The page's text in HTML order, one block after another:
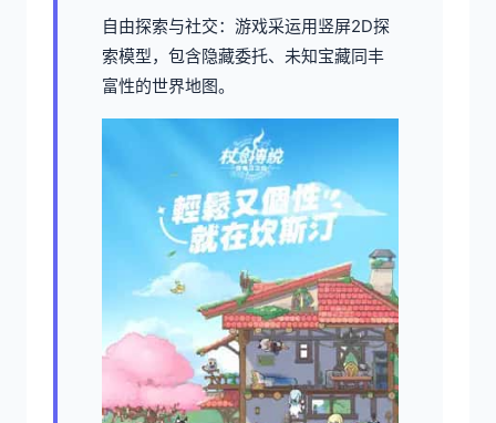
自由探索与社交：游戏采运用竖屏2D探
索模型，包含隐藏委托、未知宝藏同丰
富性的世界地图。